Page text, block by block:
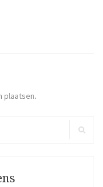
plaatsen.